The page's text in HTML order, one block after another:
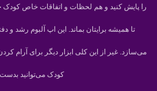
را پایش کنید و هم لحظات و اتفاقات خاص کودک
تا همیشه برایتان بماند. این اپ آلبوم رشد و
می‌سازد. غیر از این کلی ابزار دیگر برای آرام
کودک می‌توانید بدست